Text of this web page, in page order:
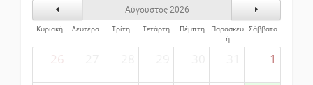
Προηγούμενος ΜήναςΑύγουστος 2026
Επόμενος
Κυριακή
Δευτέρα Τρίτη Τετάρτη Πέμπτη
Παρασκευ
ή
Σάββατο
26 1